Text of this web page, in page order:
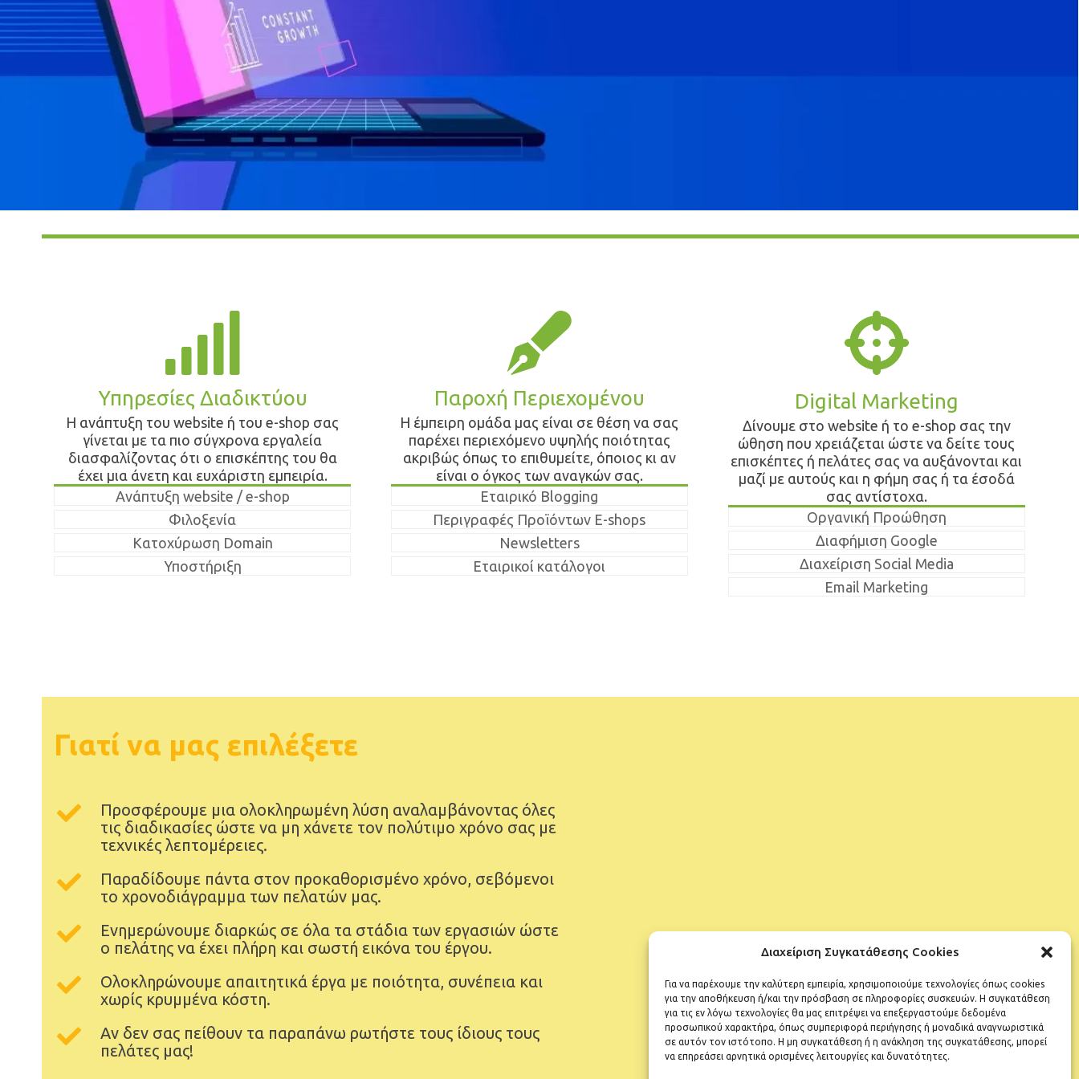
Διαχείριση Συγκατάθεσης Cookies
Για να παρέχουμε την καλύτερη εμπειρία, χρησιμοποιούμε τεχνολογίες όπως cookies
για την αποθήκευση ή/και την πρόσβαση σε πληροφορίες συσκευών. Η συγκατάθεση
για τις εν λόγω τεχνολογίες θα μας επιτρέψει να επεξεργαστούμε δεδομένα
προσωπικού χαρακτήρα, όπως συμπεριφορά περιήγησης ή μοναδικά αναγνωριστικά
σε αυτόν τον ιστότοπο. Η μη συγκατάθεση ή η ανάκληση της συγκατάθεσης, μπορεί
να επηρεάσει αρνητικά ορισμένες λειτουργίες και δυνατότητες.
Υπηρεσίες Διαδικτύου
Η ανάπτυξη του website ή του e-shop σας
γίνεται με τα πιο σύγχρονα εργαλεία
διασφαλίζοντας ότι ο επισκέπτης του θα
έχει μια άνετη και ευχάριστη εμπειρία.
Ανάπτυξη website / e-shop
Φιλοξενία
Κατοχύρωση Domain
Υποστήριξη
Παροχή Περιεχομένου
Η έμπειρη ομάδα μας είναι σε θέση να σας
παρέχει περιεχόμενο υψηλής ποιότητας
ακριβώς όπως το επιθυμείτε, όποιος κι αν
είναι ο όγκος των αναγκών σας.
Εταιρικό Blogging
Περιγραφές Προϊόντων E-shops
Newsletters
Εταιρικοί κατάλογοι
Digital Marketing
Δίνουμε στο website ή το e-shop σας την
ώθηση που χρειάζεται ώστε να δείτε τους
επισκέπτες ή πελάτες σας να αυξάνονται και
μαζί με αυτούς και η φήμη σας ή τα έσοδά
σας αντίστοχα.
Οργανική Προώθηση
Διαφήμιση Google
Διαχείριση Social Media
Email Marketing
Γιατί να μας επιλέξετε
Προσφέρουμε μια ολοκληρωμένη λύση αναλαμβάνοντας όλες
τις διαδικασίες ώστε να μη χάνετε τον πολύτιμο χρόνο σας με
τεχνικές λεπτομέρειες.
Παραδίδουμε πάντα στον προκαθορισμένο χρόνο, σεβόμενοι
το χρονοδιάγραμμα των πελατών μας.
Ενημερώνουμε διαρκώς σε όλα τα στάδια των εργασιών ώστε
ο πελάτης να έχει πλήρη και σωστή εικόνα του έργου.
Ολοκληρώνουμε απαιτητικά έργα με ποιότητα, συνέπεια και
χωρίς κρυμμένα κόστη.
Αν δεν σας πείθουν τα παραπάνω ρωτήστε τους ίδιους τους
πελάτες μας!